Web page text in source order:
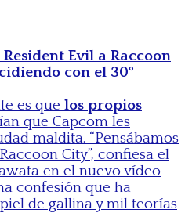
Evil a Raccoon
con el 30º
es que los propios
que Capcom les
maldita. “Pensábamos
City”, confiesa el
en el nuevo vídeo
confesión que ha
de gallina y mil teorías